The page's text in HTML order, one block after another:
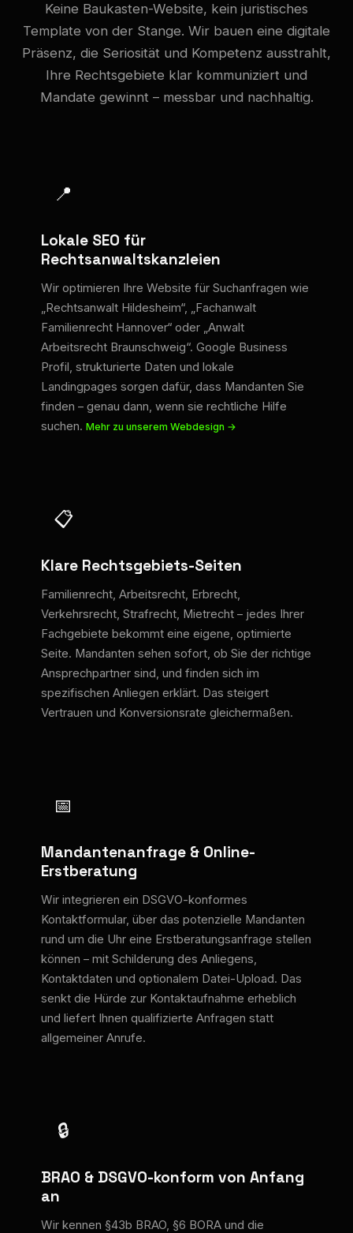
Keine Baukasten-Website, kein juristisches
Template von der Stange. Wir bauen eine digitale
Präsenz, die Seriosität und Kompetenz ausstrahlt,
Ihre Rechtsgebiete klar kommuniziert und
Mandate gewinnt – messbar und nachhaltig.
📍
Lokale SEO für
Rechtsanwaltskanzleien
Wir optimieren Ihre Website für Suchanfragen wie
„Rechtsanwalt Hildesheim“, „Fachanwalt
Familienrecht Hannover“ oder „Anwalt
Arbeitsrecht Braunschweig“. Google Business
Profil, strukturierte Daten und lokale
Landingpages sorgen dafür, dass Mandanten Sie
finden – genau dann, wenn sie rechtliche Hilfe
suchen. Mehr zu unserem Webdesign →
📋
Klare Rechtsgebiets-Seiten
Familienrecht, Arbeitsrecht, Erbrecht,
Verkehrsrecht, Strafrecht, Mietrecht – jedes Ihrer
Fachgebiete bekommt eine eigene, optimierte
Seite. Mandanten sehen sofort, ob Sie der richtige
Ansprechpartner sind, und finden sich im
spezifischen Anliegen erklärt. Das steigert
Vertrauen und Konversionsrate gleichermaßen.
📅
Mandantenanfrage & Online-
Erstberatung
Wir integrieren ein DSGVO-konformes
Kontaktformular, über das potenzielle Mandanten
rund um die Uhr eine Erstberatungsanfrage stellen
können – mit Schilderung des Anliegens,
Kontaktdaten und optionalem Datei-Upload. Das
senkt die Hürde zur Kontaktaufnahme erheblich
und liefert Ihnen qualifizierte Anfragen statt
allgemeiner Anrufe.
🔒
BRAO & DSGVO-konform von Anfang
an
Wir kennen §43b BRAO, §6 BORA und die